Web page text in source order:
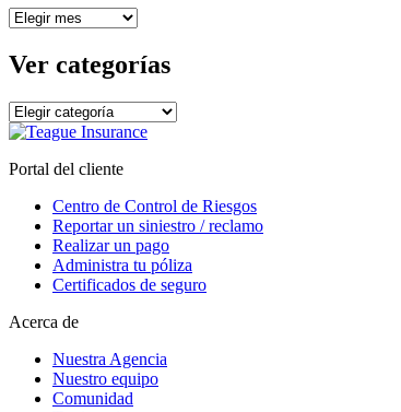
Ver
Ver categorías
Ver
categorías
Portal del cliente
Centro de Control de Riesgos
Reportar un siniestro / reclamo
Realizar un pago
Administra tu póliza
Certificados de seguro
Acerca de
Nuestra Agencia
Nuestro equipo
Comunidad